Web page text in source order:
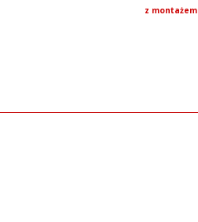
z montażem